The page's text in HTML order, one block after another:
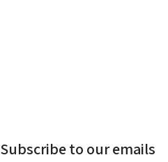
Subscribe to our emails